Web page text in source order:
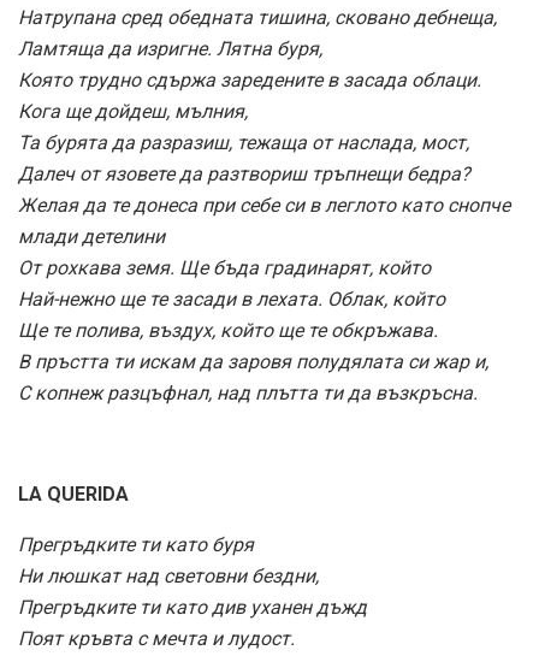
Натрупана сред обедната тишина, сковано дебнеща,
Ламтяща да изригне. Лятна буря,
Която трудно сдържа заредените в засада облаци.
Кога ще дойдеш, мълния,
Та бурята да разразиш, тежаща от наслада, мост,
Далеч от язовете да разтвориш тръпнещи бедра?
Желая да те донеса при себе си в леглото като снопче
млади детелини
От рохкава земя. Ще бъда градинарят, който
Най-нежно ще те засади в лехата. Облак, който
Ще те полива, въздух, който ще те обкръжава.
В пръстта ти искам да заровя полудялата си жар и,
С копнеж разцъфнал, над плътта ти да възкръсна.
LA QUERIDA
Прегръдките ти като буря
Ни люшкат над световни бездни,
Прегръдките ти като див уханен дъжд
Поят кръвта с мечта и лудост.